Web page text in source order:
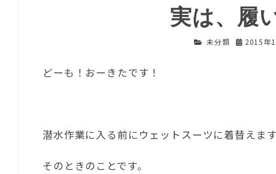
実は、履
未分類 2015年
どーも！おーきたです！
潜水作業に入る前にウェットスーツに着替えます
そのときのことです。